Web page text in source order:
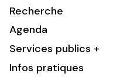
Recherche
Agenda
Services publics +
Infos pratiques